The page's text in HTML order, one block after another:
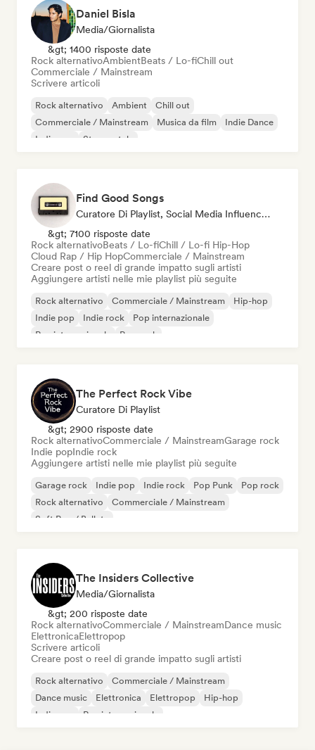
Daniel Bisla
Media/Giornalista
&gt; 1400 risposte date
Rock alternativoAmbientBeats / Lo-fiChill out
Commerciale / Mainstream
Scrivere articoli
Rock alternativo Ambient
Chill out
Commerciale / Mainstream
Musica da film
Indie Dance
Indie pop
Strumentale
Find Good Songs
Curatore Di Playlist, Social Media Influencer
&gt; 7100 risposte date
Rock alternativoBeats / Lo-fiChill / Lo-fi Hip-Hop
Cloud Rap / Hip HopCommerciale / Mainstream
Creare post o reel di grande impatto sugli artisti
Aggiungere artisti nelle mie playlist più seguite
Rock alternativo Commerciale / Mainstream
Hip-hop
Indie pop
Indie rock
Pop internazionale
Rap internazionale
Pop rock
The Perfect Rock Vibe
Curatore Di Playlist
&gt; 2900 risposte date
Rock alternativoCommerciale / MainstreamGarage rock
Indie popIndie rock
Aggiungere artisti nelle mie playlist più seguite
Garage rock Indie pop Indie rock Pop Punk
Pop rock
Rock alternativo
Commerciale / Mainstream
Soft Pop / Ballata
The Insiders Collective
Media/Giornalista
&gt; 200 risposte date
Rock alternativoCommerciale / MainstreamDance music
ElettronicaElettropop
Scrivere articoli
Creare post o reel di grande impatto sugli artisti
Rock alternativo
Commerciale / Mainstream
Dance music
Elettronica Elettropop
Hip-hop
Indie pop
Rap internazionale